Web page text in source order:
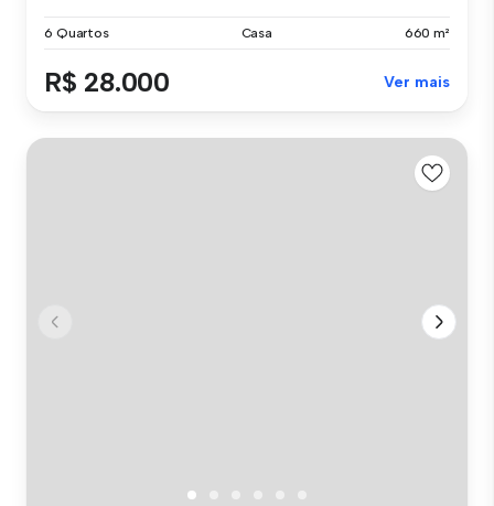
6 Quartos Casa 660 m²
R$ 28.000 Ver mais